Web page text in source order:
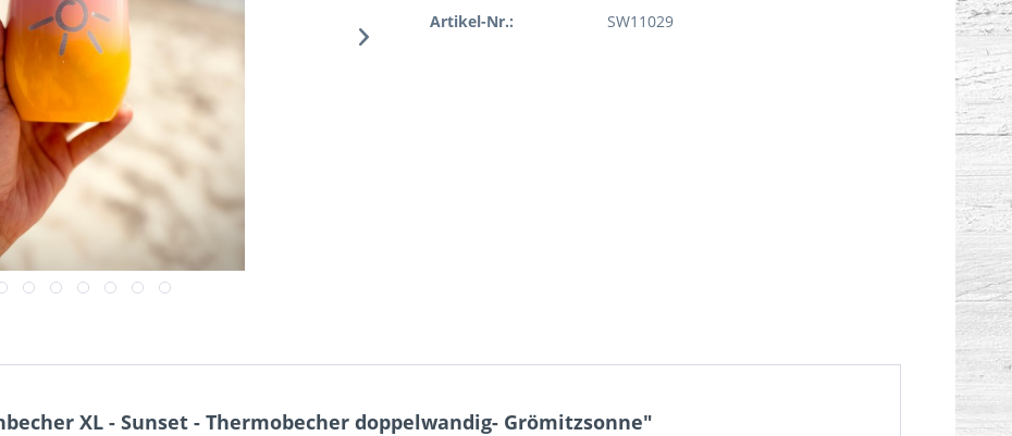
Artikel-Nr.: SW11029
XL - Sunset - Thermobecher doppelwandig- Grömitzsonne"